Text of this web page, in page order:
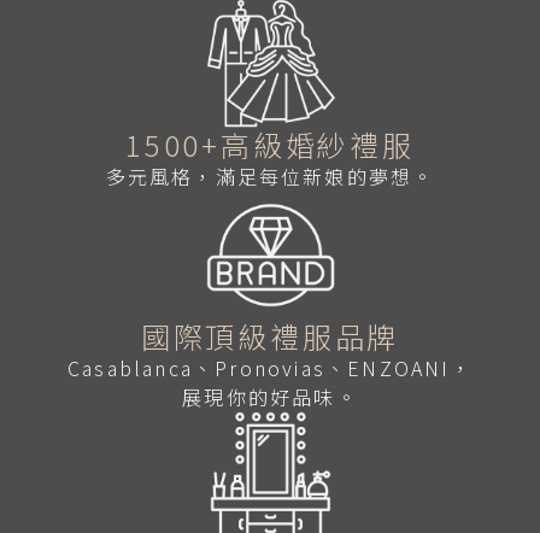
1500+高級婚紗禮服
多元風格，滿足每位新娘的夢想。
國際頂級禮服品牌
Casablanca、Pronovias、ENZOANI，
展現你的好品味。